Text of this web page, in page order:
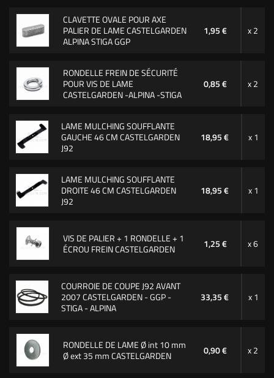
CLAVETTE OVALE POUR AXE
PALIER DE LAME CASTELGARDEN
ALPINA STIGA GGP
1,95 € x 2
RONDELLE FREIN DE SÉCURITÉ
POUR VIS DE LAME
CASTELGARDEN -ALPINA -STIGA
0,85 € x 2
LAME MULCHING SOUFFLANTE
GAUCHE 46 CM CASTELGARDEN
J92
18,95 € x 1
LAME MULCHING SOUFFLANTE
DROITE 46 CM CASTELGARDEN
J92
18,95 € x 1
VIS DE PALIER + 1 RONDELLE + 1
ÉCROU FREIN CASTELGARDEN
1,25 € x 6
COURROIE DE COUPE J92 AVANT
2007 CASTELGARDEN - GGP -
STIGA - ALPINA
33,35 € x 1
RONDELLE DE LAME Ø int 10 mm
Ø ext 35 mm CASTELGARDEN
0,90 € x 2